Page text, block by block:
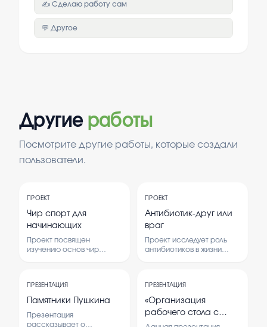
✍️ Сделаю работу сам
💬 Другое
Другие работы
Посмотрите другие работы, которые создали
пользователи.
ПРОЕКТ
Чир спорт для
начинающих
Проект посвящен
изучению основ чир
рамках проекта
рассматриваются
правила, техника и
преимущества чир
ПРОЕКТ
Антибиотик-друг или
враг
Проект исследует роль
антибиотиков в жизни
Анализируются
последствия
неправильного
использования
ПРЕЗЕНТАЦИЯ
Памятники Пушкина
Презентация
рассказывает о
ПРЕЗЕНТАЦИЯ
«Организация
рабочего стола с
помощью